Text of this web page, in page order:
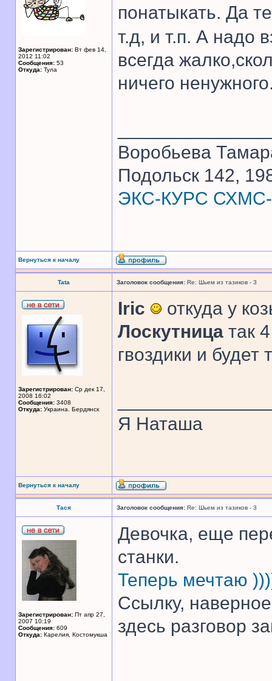
Зарегистрирован: Вт фев 14,
2012 11:02
Сообщения: 53
Откуда: Тула
понатыкать. Да
т.д, и т.п. А надо
всегда
ничего
Воробьева
Подольск 142,
ЭКС-КУРС СХМС-
Вернуться к началу
Tata Заголовок сообщения: Re: Шьем из тазиков - 3
Зарегистрирован: Ср дек 17,
2008 16:02
Сообщения: 3408
Откуда: Украина. Бердянск
Iric
откуда у
Лоскутница так
гвоздики и
Я Наташа
Вернуться к началу
Тася Заголовок сообщения: Re: Шьем из тазиков - 3
Зарегистрирован: Пт апр 27,
2007 10:19
Сообщения: 609
Откуда: Карелия, Костомукша
Девочка, еще
станки.
Теперь мечтаю
Ссылку,
здесь разговор